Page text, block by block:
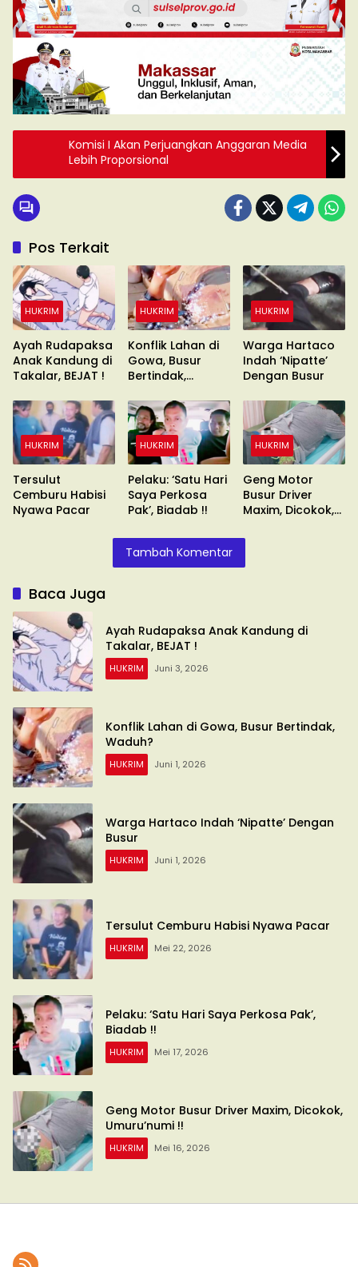
Komisi I Akan Perjuangkan Anggaran Media
Lebih Proporsional
Pos Terkait
HUKRIM
Ayah Rudapaksa
Anak Kandung di
Takalar, BEJAT !
HUKRIM
Konflik Lahan di
Gowa, Busur
Bertindak,
HUKRIM
Warga Hartaco
Indah ‘Nipatte’
Dengan Busur
HUKRIM
Tersulut
Cemburu Habisi
Nyawa Pacar
HUKRIM
Pelaku: ‘Satu Hari
Saya Perkosa
Pak’, Biadab !!
HUKRIM
Geng Motor
Busur Driver
Maxim, Dicokok,
Tambah Komentar
Baca Juga
Ayah Rudapaksa Anak Kandung di
Takalar, BEJAT !
HUKRIM Juni 3, 2026
Konflik Lahan di Gowa, Busur Bertindak,
Waduh?
HUKRIM Juni 1, 2026
Warga Hartaco Indah ‘Nipatte’ Dengan
Busur
HUKRIM Juni 1, 2026
Tersulut Cemburu Habisi Nyawa Pacar
HUKRIM Mei 22, 2026
Pelaku: ‘Satu Hari Saya Perkosa Pak’,
Biadab !!
HUKRIM Mei 17, 2026
Geng Motor Busur Driver Maxim, Dicokok,
Umuru’numi !!
HUKRIM Mei 16, 2026